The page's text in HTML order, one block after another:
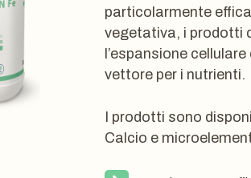
particolarmente
vegetativa, i prodotti
l’espansione
vettore per i nutrienti.
I prodotti sono
Calcio e